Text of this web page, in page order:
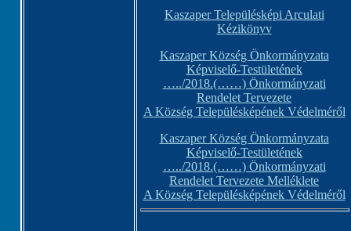
Kaszaper Településképi Arculati
Kézikönyv
Kaszaper Község Önkormányzata
Képviselő-Testületének
…../2018.(……) Önkormányzati
Rendelet Tervezete
A Község Településképének Védelméről
Kaszaper Község Önkormányzata
Képviselő-Testületének
…../2018.(……) Önkormányzati
Rendelet Tervezete Melléklete
A Község Településképének Védelméről